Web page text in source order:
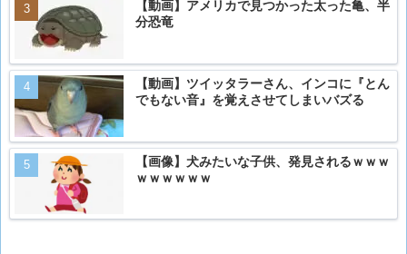
【動画】アメリカで見つかった太った亀、半
分恐竜
【動画】ツイッタラーさん、インコに『とん
でもない音』を覚えさせてしまいバズる
【画像】犬みたいな子供、発見されるｗｗｗ
ｗｗｗｗｗｗ